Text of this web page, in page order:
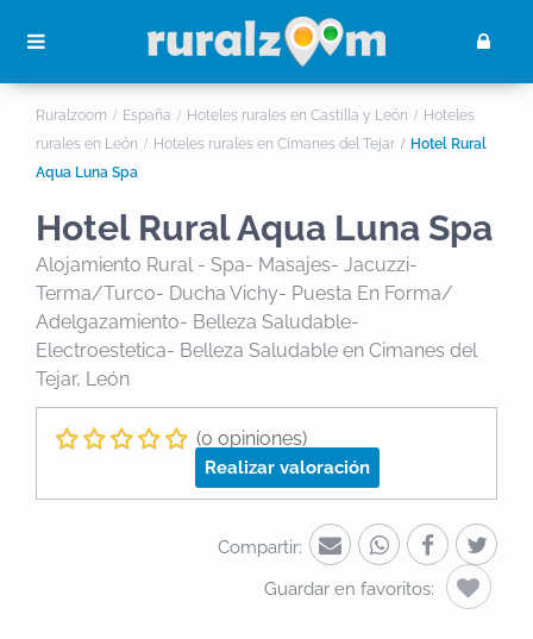
Ruralzoom España Hoteles rurales en Castilla y León
Hoteles
rurales en León
Hoteles rurales en Cimanes del Tejar
Hotel Rural
Aqua Luna Spa
Hotel Rural Aqua Luna Spa
Alojamiento Rural - Spa- Masajes- Jacuzzi-
Terma/turco- Ducha Vichy- Puesta En Forma/
Adelgazamiento- Belleza Saludable-
Electroestetica- Belleza Saludable en Cimanes del
Tejar, León
(0 opiniones)
Realizar valoración
Compartir:
Guardar en favoritos: